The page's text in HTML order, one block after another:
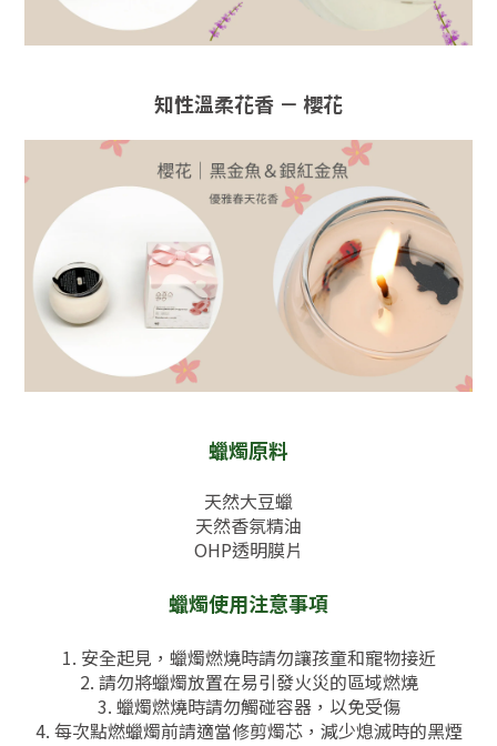
知性溫柔花香 － 櫻花
蠟燭原料
天然大豆蠟
天然香氛精油
OHP透明膜片
蠟燭使用注意事項
1. 安全起見，蠟燭燃燒時請勿讓孩童和寵物接近
2. 請勿將蠟燭放置在易引發火災的區域燃燒
3. 蠟燭燃燒時請勿觸碰容器，以免受傷
4. 每次點燃蠟燭前請適當修剪燭芯，減少熄滅時的黑煙